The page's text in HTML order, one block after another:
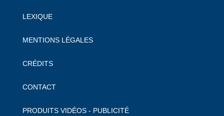
LEXIQUE
MENTIONS LÉGALES
CRÉDITS
CONTACT
PRODUITS VIDÉOS - PUBLICITÉ